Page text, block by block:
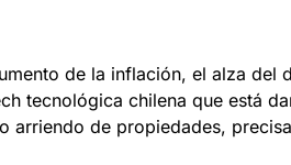
de la inflación, el alza del
tecnológica chilena que está
arriendo de propiedades,